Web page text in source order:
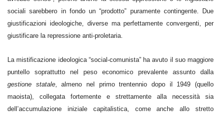
sociali sarebbero in fondo un “prodotto” puramente contingente. Due
giustificazioni ideologiche, diverse ma perfettamente convergenti, per
giustificare la repressione anti-proletaria.
La mistificazione ideologica “social-comunista” ha avuto il suo maggiore
puntello soprattutto nel peso economico prevalente assunto dalla
gestione statale, almeno nel primo trentennio dopo il 1949 (quello
maoista), collegata fortemente e strettamente alla necessità sia
dell’accumulazione iniziale capitalistica, come anche allo stretto